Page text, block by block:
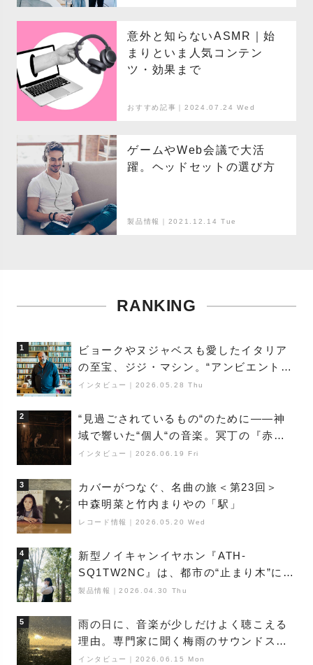
意外と知らないASMR｜始
まりといま人気コンテン
ツ・効果まで
おすすめ記事｜2024.07.24 Wed
ゲームやWeb会議で大活
躍。ヘッドセットの選び方
製品情報｜2021.12.14 Tue
RANKING
1
ビョークやヌジャベスも愛したイタリア
の至宝、ジジ・マシン。“アンビエントの
巨匠”が明かす創作の原点と、「動き」に
インタビュー 2026.05.28 Thu
2
“見過ごされているもの“のために――神
域で響いた“個人“の音楽。冥丁の『赤城
夜神楽』をレポート
インタビュー 2026.06.19 Fri
3
カバーがつなぐ、名曲の旅＜第23回＞
中森明菜と竹内まりやの「駅」
レコード情報 2026.05.20 Wed
4
新型ノイキャンイヤホン『ATH-
SQ1TW2NC』は、都市の“止まり木”にな
り得るーシンガーソングライター浮
製品情報 ｜2026.04.30 Thu
5
雨の日に、音楽が少しだけよく聴こえる
理由。専門家に聞く梅雨のサウンドス
ケープ
インタビュー 2026.06.15 Mon